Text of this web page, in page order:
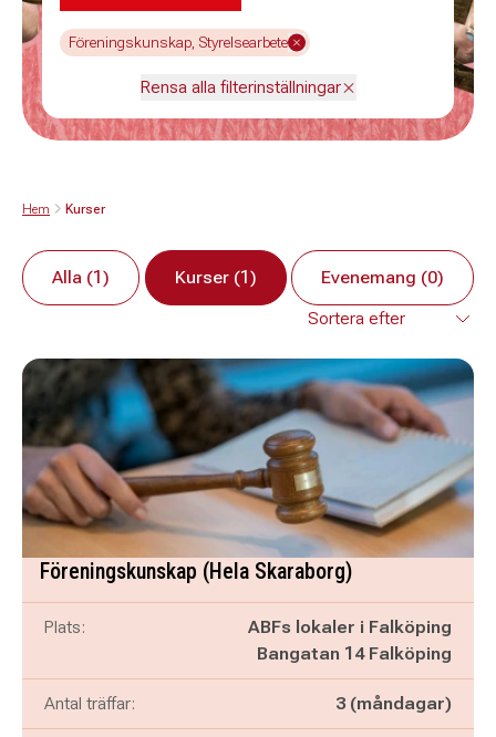
Föreningskunskap, Styrelsearbete
Rensa alla filterinställningar
Hem Kurser
Alla (1) Kurser (1) Evenemang (0)
Föreningskunskap (Hela Skaraborg)
Plats:
ABFs lokaler i Falköping
Bangatan 14 Falköping
Antal träffar: 3 (måndagar)